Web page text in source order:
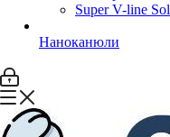
Super V-line Sol
Наноканюли